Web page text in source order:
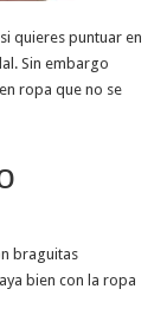
quieres puntuar en
Sin embargo
ropa que no se
braguitas
bien con la ropa